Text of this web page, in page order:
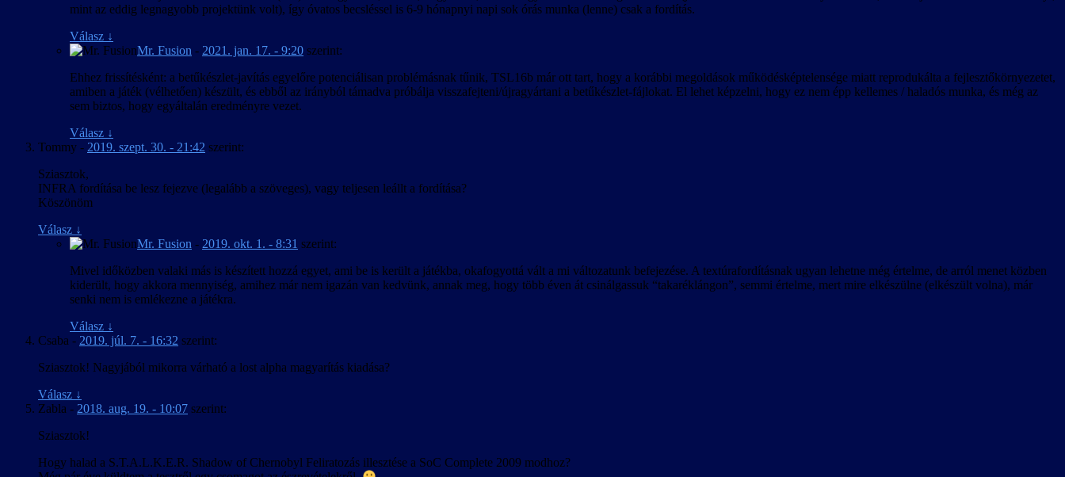
mint az eddig legnagyobb projektünk volt), így óvatos becsléssel is 6-9 hónapnyi napi sok órás munka (lenne) csak a fordítás.
Válasz ↓
Mr. Fusion - 2021. jan. 17. - 9:20 szerint:
Ehhez frissítésként: a betűkészlet-javítás egyelőre potenciálisan problémásnak tűnik, TSL16b már ott tart, hogy a korábbi megoldások működésképtelensége miatt reprodukálta a fejlesztőkörnyezetet,
amiben a játék (vélhetően) készült, és ebből az irányból támadva próbálja visszafejteni/újragyártani a betűkészlet-fájlokat. El lehet képzelni, hogy ez nem épp kellemes / haladós munka, és még az
sem biztos, hogy egyáltalán eredményre vezet.
Válasz ↓
Tommy - 2019. szept. 30. - 21:42 szerint:
Sziasztok,
INFRA fordítása be lesz fejezve (legalább a szöveges), vagy teljesen leállt a fordítása?
Köszönöm
Válasz ↓
Mr. Fusion - 2019. okt. 1. - 8:31 szerint:
Mivel időközben valaki más is készített hozzá egyet, ami be is került a játékba, okafogyottá vált a mi változatunk befejezése. A textúrafordításnak ugyan lehetne még értelme, de arról menet közben
kiderült, hogy akkora mennyiség, amihez már nem igazán van kedvünk, annak meg, hogy több éven át csinálgassuk “takaréklángon”, semmi értelme, mert mire elkészülne (elkészült volna), már
senki nem is emlékezne a játékra.
Válasz ↓
Csaba - 2019. júl. 7. - 16:32 szerint:
Sziasztok! Nagyjából mikorra várható a lost alpha magyarítás kiadása?
Válasz ↓
Zabla - 2018. aug. 19. - 10:07 szerint:
Sziasztok!
Hogy halad a S.T.A.L.K.E.R. Shadow of Chernobyl Feliratozás illesztése a SoC Complete 2009 modhoz?